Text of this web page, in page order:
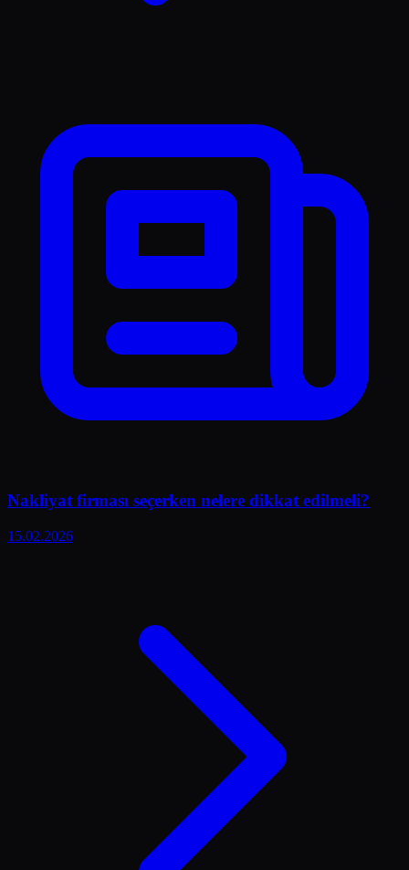
Nakliyat firması seçerken nelere dikkat edilmeli?
15.02.2026